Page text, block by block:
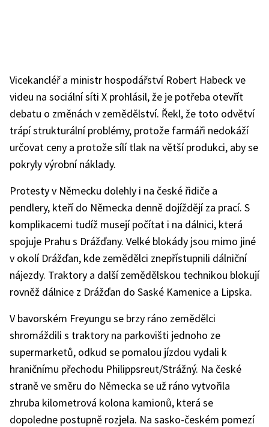
Vicekancléř a ministr hospodářství Robert Habeck ve
videu na sociální síti X prohlásil, že je potřeba otevřít
debatu o změnách v zemědělství. Řekl, že toto odvětví
trápí strukturální problémy, protože farmáři nedokáží
určovat ceny a protože sílí tlak na větší produkci, aby se
pokryly výrobní náklady.
Protesty v Německu dolehly i na české řidiče a
pendlery, kteří do Německa denně dojíždějí za prací. S
komplikacemi tudíž musejí počítat i na dálnici, která
spojuje Prahu s Drážďany. Velké blokády jsou mimo jiné
v okolí Drážďan, kde zemědělci znepřístupnili dálniční
nájezdy. Traktory a další zemědělskou technikou blokují
rovněž dálnice z Drážďan do Saské Kamenice a Lipska.
V bavorském Freyungu se brzy ráno zemědělci
shromáždili s traktory na parkovišti jednoho ze
supermarketů, odkud se pomalou jízdou vydali k
hraničnímu přechodu Philippsreut/Strážný. Na české
straně ve směru do Německa se už ráno vytvořila
zhruba kilometrová kolona kamionů, která se
dopoledne postupně rozjela. Na sasko-českém pomezí